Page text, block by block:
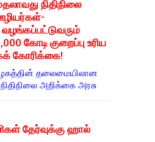
நிதிநிலை
வழங்கப்பட்டுவரும்
கோடி குறைப்பு உரிய
கோரிக்கை!
தலைமையிலான
அறிக்கை அரசு
தேர்வுக்கு ஹால்